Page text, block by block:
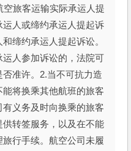
空旅客运输实际承运人提
人或缔约承运人提起诉
缔约承运人提起诉讼。
人参加诉讼的，法院可
准许。2.当不可抗力造
将换乘其他航班的旅客
义务及时向换乘的旅客
转签服务，以及在不能
行手续。航空公司未履